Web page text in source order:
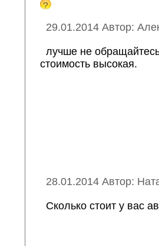
29.01.2014 Автор:
лучше не
стоимость высокая.
28.01.2014 Автор:
Сколько стоит у вас